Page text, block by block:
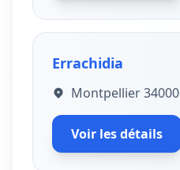
Errachidia
Montpellier 34000
Voir les détails